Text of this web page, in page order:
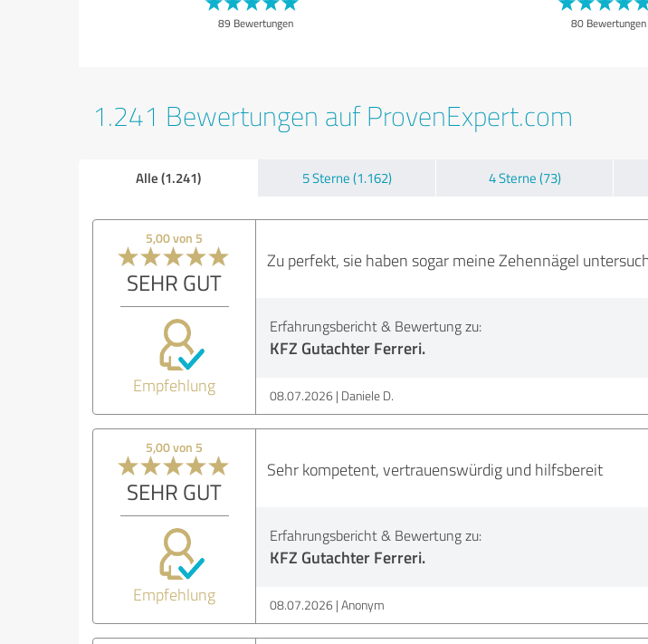
89 Bewertungen 80 Bewertungen
1.241 Bewertungen auf ProvenExpert.com
Alle (1.241) 5 Sterne (1.162) 4 Sterne (73)
5,00 von 5
SEHR GUT
Empfehlung
Zu perfekt, sie haben sogar meine Zehennägel
Erfahrungsbericht & Bewertung zu:
KFZ Gutachter Ferreri.
08.07.2026 Daniele D.
5,00 von 5
SEHR GUT
Empfehlung
Sehr kompetent, vertrauenswürdig und hilfsbereit
Erfahrungsbericht & Bewertung zu:
KFZ Gutachter Ferreri.
08.07.2026 Anonym